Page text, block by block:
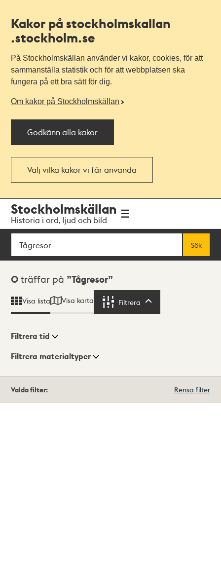
Kakor på stockholmskallan
.stockholm.se
På Stockholmskällan använder vi kakor, cookies, för att
sammanställa statistik och för att webbplatsen ska
fungera på ett bra sätt för dig.
Om kakor på Stockholmskällan
Godkänn alla kakor
Välj vilka kakor vi får använda
navigationen
huvudinnehållet
Stockholmskällan
Historia i ord, ljud och bild
Sök
Sök
Sökresultat
0 träffar på Tågresor
Visa lista Visa karta Filtrera
Visningsläge
Filtrera tid
Filtrera materialtyper
träffar
Valda filter: Rensa filter